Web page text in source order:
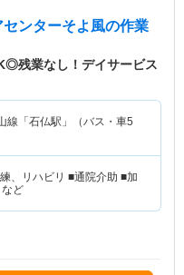
ンターそよ風の作業
残業なし！デイサービス
線「石仏駅」（バス・車5
、リハビリ ■通院介助 ■加
ど